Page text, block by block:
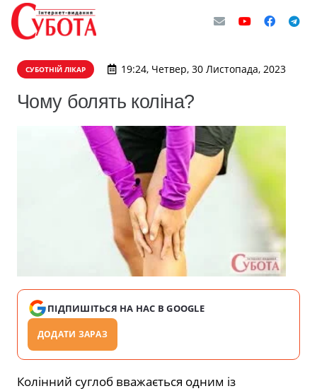
СУБОТНІЙ ЛІКАР 19:24, Четвер, 30 Листопада, 2023
Чому болять коліна?
ПІДПИШІТЬСЯ НА НАС В GOOGLE
ДОДАТИ ЗАРАЗ
Колінний суглоб вважається одним із